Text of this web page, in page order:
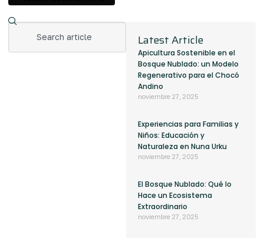
Latest Article
Apicultura Sostenible en el
Bosque Nublado: un Modelo
Regenerativo para el Chocó
Andino
noviembre 27, 2025
Experiencias para Familias y
Niños: Educación y
Naturaleza en Nuna Urku
noviembre 27, 2025
El Bosque Nublado: Qué lo
Hace un Ecosistema
Extraordinario
noviembre 27, 2025